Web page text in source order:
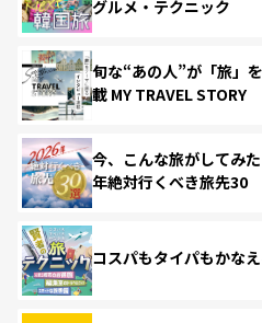
グルメ・テクニック
旬な“あの人”が「旅」
載 MY TRAVEL STORY
今、こんな旅がしてみ
年絶対行くべき旅先30
コスパもタイパもかな